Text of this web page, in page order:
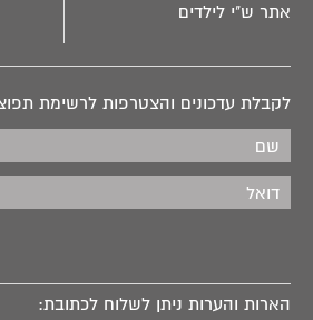
אתר ש"י לילדים
לקבלת עדכונים והצטרפות לרשימת
הארות והערות ניתן לשלוח לכתובת: